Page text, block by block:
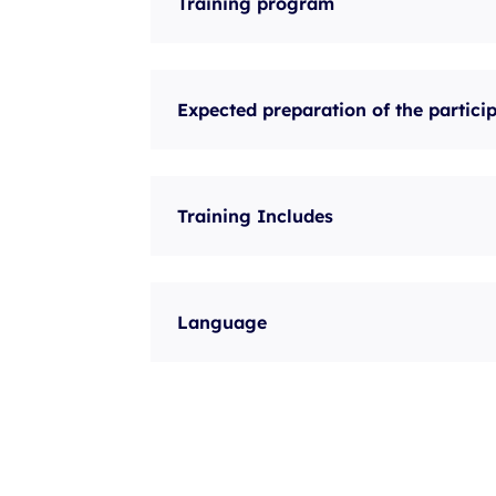
Expected preparation of the
Training Includes
Language